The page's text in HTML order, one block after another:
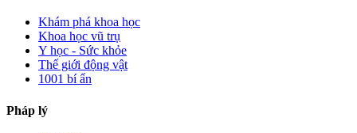
Khám phá khoa học
Khoa học vũ trụ
Y học - Sức khỏe
Thế giới động vật
1001 bí ẩn
Pháp lý